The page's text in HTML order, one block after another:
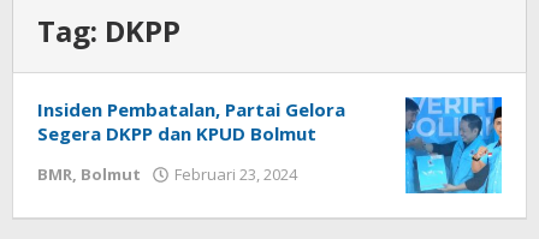
Tag: DKPP
Insiden Pembatalan, Partai Gelora
Segera DKPP dan KPUD Bolmut
BMR, Bolmut Februari 23, 2024
Babay